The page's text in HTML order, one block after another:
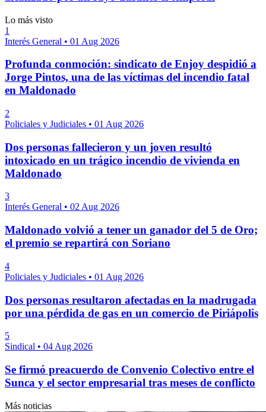
Lo más visto
1
Interés General • 01 Aug 2026
Profunda conmoción: sindicato de Enjoy despidió a
Jorge Pintos, una de las víctimas del incendio fatal
en Maldonado
2
Policiales y Judiciales • 01 Aug 2026
Dos personas fallecieron y un joven resultó
intoxicado en un trágico incendio de vivienda en
Maldonado
3
Interés General • 02 Aug 2026
Maldonado volvió a tener un ganador del 5 de Oro;
el premio se repartirá con Soriano
4
Policiales y Judiciales • 01 Aug 2026
Dos personas resultaron afectadas en la madrugada
por una pérdida de gas en un comercio de Piriápolis
5
Sindical • 04 Aug 2026
Se firmó preacuerdo de Convenio Colectivo entre el
Sunca y el sector empresarial tras meses de conflicto
Más noticias